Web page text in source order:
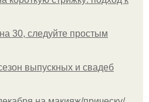
30, следуйте простым
выпускных и свадеб